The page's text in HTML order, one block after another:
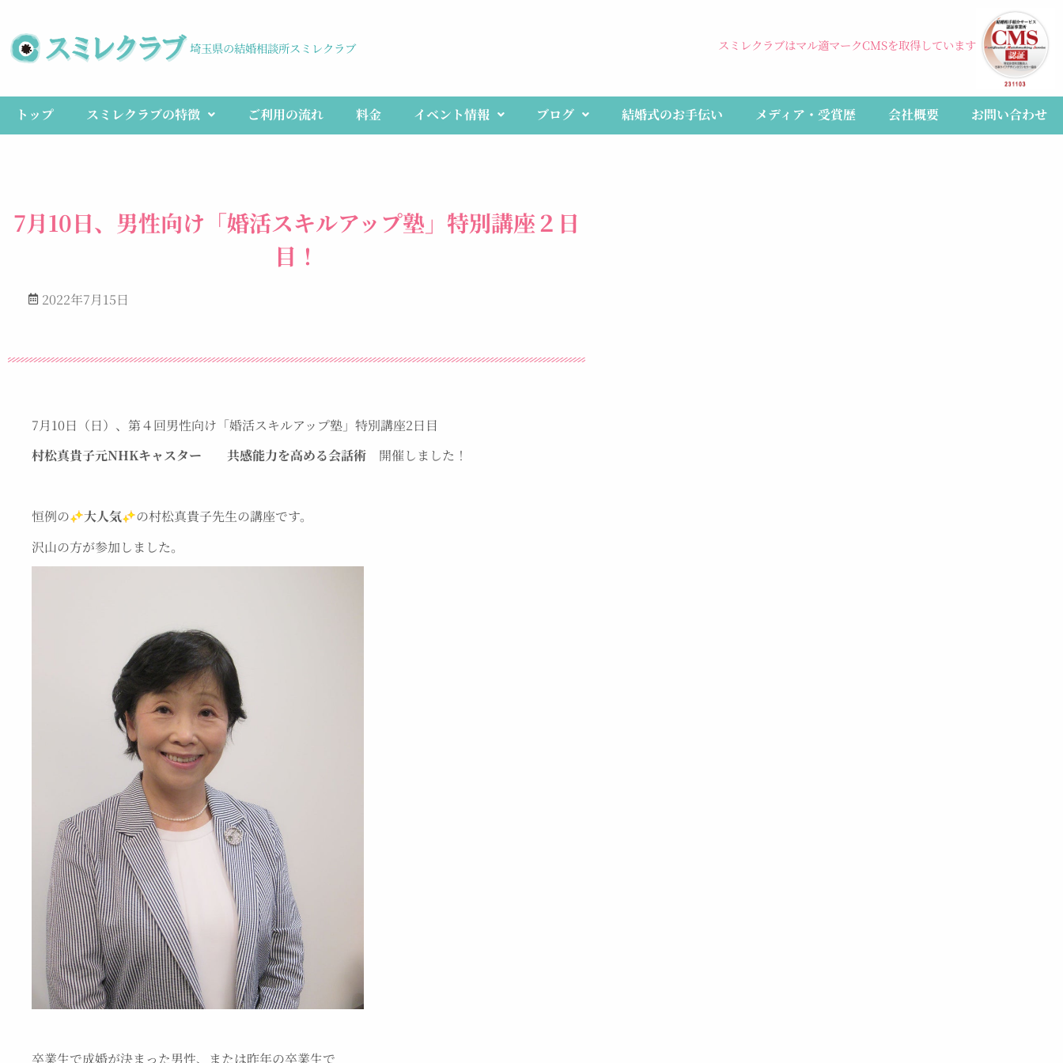
埼玉県の結婚相談所スミレクラブ スミレクラブはマル適マークCMSを取得しています
トップ スミレクラブの特徴 ご利用の流れ 料金 イベント情報 ブログ 結婚式のお手伝い メディア・受賞歴 会社概要 お問い合わせ
7月10日、男性向け「婚活スキルアップ塾」特別講座２日
目！
2022年7月15日
7月10日（日）、第４回男性向け「婚活スキルアップ塾」特別講座2日目
村松真貴子元NHKキャスター 共感能力を高める会話術 開催しました！
恒例の 大人気
の村松真貴子先生の講座です。
沢山の方が参加しました。
卒業生で成婚が決まった男性、または昨年の卒業生で